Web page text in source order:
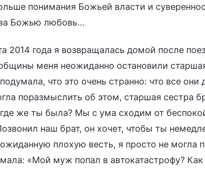
понимания Божьей власти и
Божью любовь...
2014 года я возвращалась домой после
меня неожиданно остановили
что это очень странно: что все они
поразмыслить об этом, старшая сестра
же ты была? Мы с ума сходим от
наш брат, он хочет, чтобы ты
плохую весть, я просто не могла
«Мой муж попал в автокатастрофу?